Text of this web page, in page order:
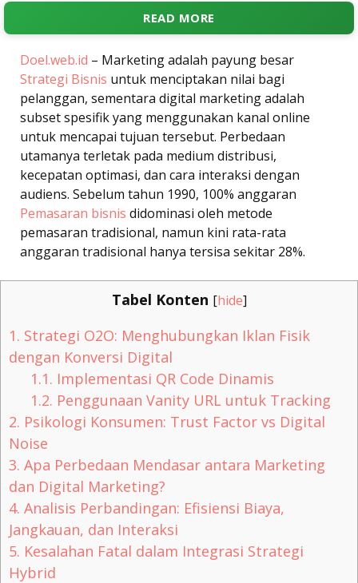
READ MORE
Doel.web.id – Marketing adalah payung besar
Strategi Bisnis untuk menciptakan nilai bagi
pelanggan, sementara digital marketing adalah
subset spesifik yang menggunakan kanal online
untuk mencapai tujuan tersebut. Perbedaan
utamanya terletak pada medium distribusi,
kecepatan optimasi, dan cara interaksi dengan
audiens. Sebelum tahun 1990, 100% anggaran
Pemasaran bisnis didominasi oleh metode
pemasaran tradisional, namun kini rata-rata
anggaran tradisional hanya tersisa sekitar 28%.
Tabel Konten [hide]
1. Strategi O2O: Menghubungkan Iklan Fisik
dengan Konversi Digital
1.1. Implementasi QR Code Dinamis
1.2. Penggunaan Vanity URL untuk Tracking
2. Psikologi Konsumen: Trust Factor vs Digital
Noise
3. Apa Perbedaan Mendasar antara Marketing
dan Digital Marketing?
4. Analisis Perbandingan: Efisiensi Biaya,
Jangkauan, dan Interaksi
5. Kesalahan Fatal dalam Integrasi Strategi
Hybrid